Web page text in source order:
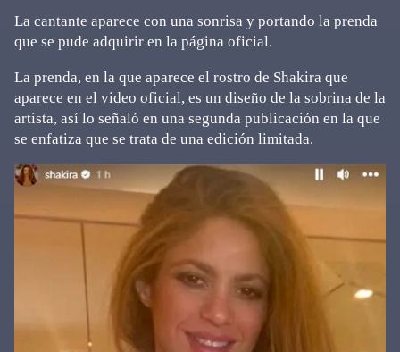
La cantante aparece con una sonrisa y portando la prenda
que se pude adquirir en la página oficial.
La prenda, en la que aparece el rostro de Shakira que
aparece en el video oficial, es un diseño de la sobrina de la
artista, así lo señaló en una segunda publicación en la que
se enfatiza que se trata de una edición limitada.